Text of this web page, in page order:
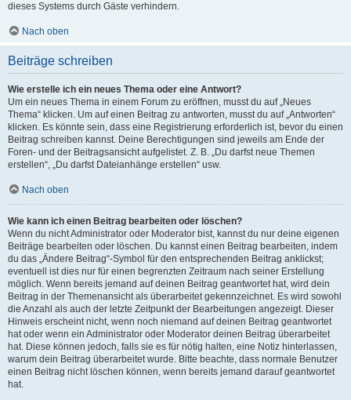
dieses Systems durch Gäste verhindern.
Nach oben
Beiträge schreiben
Wie erstelle ich ein neues Thema oder eine Antwort?
Um ein neues Thema in einem Forum zu eröffnen, musst du auf „Neues
Thema“ klicken. Um auf einen Beitrag zu antworten, musst du auf „Antworten“
klicken. Es könnte sein, dass eine Registrierung erforderlich ist, bevor du einen
Beitrag schreiben kannst. Deine Berechtigungen sind jeweils am Ende der
Foren- und der Beitragsansicht aufgelistet. Z. B. „Du darfst neue Themen
erstellen“, „Du darfst Dateianhänge erstellen“ usw.
Nach oben
Wie kann ich einen Beitrag bearbeiten oder löschen?
Wenn du nicht Administrator oder Moderator bist, kannst du nur deine eigenen
Beiträge bearbeiten oder löschen. Du kannst einen Beitrag bearbeiten, indem
du das „Ändere Beitrag“-Symbol für den entsprechenden Beitrag anklickst;
eventuell ist dies nur für einen begrenzten Zeitraum nach seiner Erstellung
möglich. Wenn bereits jemand auf deinen Beitrag geantwortet hat, wird dein
Beitrag in der Themenansicht als überarbeitet gekennzeichnet. Es wird sowohl
die Anzahl als auch der letzte Zeitpunkt der Bearbeitungen angezeigt. Dieser
Hinweis erscheint nicht, wenn noch niemand auf deinen Beitrag geantwortet
hat oder wenn ein Administrator oder Moderator deinen Beitrag überarbeitet
hat. Diese können jedoch, falls sie es für nötig halten, eine Notiz hinterlassen,
warum dein Beitrag überarbeitet wurde. Bitte beachte, dass normale Benutzer
einen Beitrag nicht löschen können, wenn bereits jemand darauf geantwortet
hat.